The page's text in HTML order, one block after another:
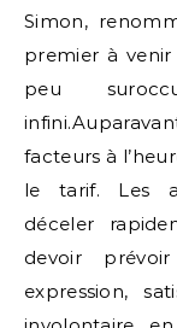
Simon,
premier à
peu
facteurs à
le tarif. Les
déceler
devoir
expression,